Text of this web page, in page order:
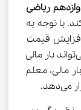
ریاضی
چالشی جدی و تامل‌برانگیز تبدیل می‌کند. با توجه به
افزایش قیمت
تدریس خصوصی هندسه دوازدهم ریاضی می‌تواند بار مالی
بر بار مالی، معلم